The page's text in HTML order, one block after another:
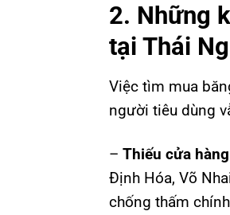
2. Những
tại Thái
Việc tìm mua
người tiêu dùng
– Thiếu cửa
Định Hóa, Võ
chống thấm